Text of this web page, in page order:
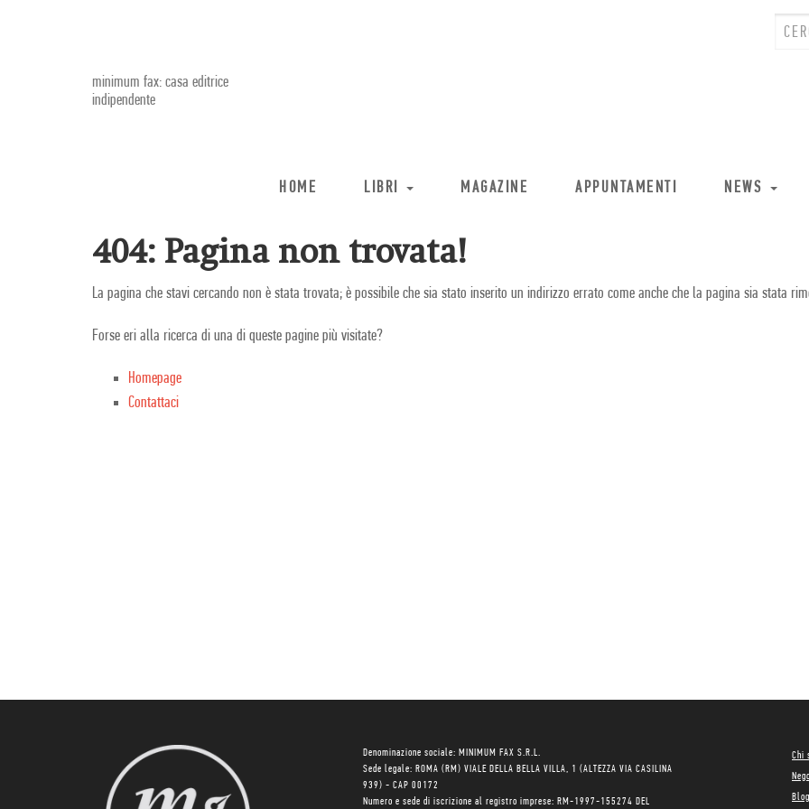
minimum fax: casa editrice
indipendente
HOME LIBRI MAGAZINE APPUNTAMENTI NEWS
404: Pagina non trovata!
La pagina che stavi cercando non è stata trovata; è possibile che sia stato inserito un indirizzo errato come anche che la pagina sia stata
Forse eri alla ricerca di una di queste pagine più visitate?
Homepage
Contattaci
Denominazione sociale: MINIMUM FAX S.R.L.
Sede legale: ROMA (RM) VIALE DELLA BELLA VILLA, 1 (ALTEZZA VIA CASILINA
939) - CAP 00172
Numero e sede di iscrizione al registro imprese: RM-1997-155274 DEL
Chi